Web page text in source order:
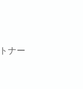
ナー